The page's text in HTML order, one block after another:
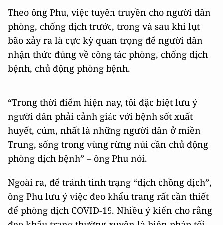
Theo ông Phu, việc tuyên truyền cho người dân
phòng, chống dịch trước, trong và sau khi lụt
bão xảy ra là cực kỳ quan trọng để người dân
nhận thức đúng về công tác phòng, chống dịch
bệnh, chủ động phòng bệnh.
“Trong thời điểm hiện nay, tôi đặc biệt lưu ý
người dân phải cảnh giác với bệnh sốt xuất
huyết, cúm, nhất là những người dân ở miền
Trung, sống trong vùng rừng núi cần chủ động
phòng dịch bệnh” – ông Phu nói.
Ngoài ra, để tránh tình trạng “dịch chồng dịch”,
ông Phu lưu ý việc đeo khẩu trang rất cần thiết
để phòng dịch COVID-19. Nhiều ý kiến cho rằng